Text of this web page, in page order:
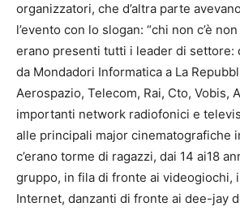
organizzatori, che d’altra parte
l’evento con lo slogan: “chi non c’è
erano presenti tutti i leader di settore:
da Mondadori Informatica a La
Aerospazio, Telecom, Rai, Cto, Vobis,
importanti network radiofonici e
alle principali major cinematografiche
c’erano torme di ragazzi, dai 14 ai18
gruppo, in fila di fronte ai videogiochi,
Internet, danzanti di fronte ai dee-jay